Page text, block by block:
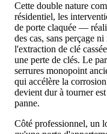
Cette double nature
résidentiel, les
de porte claquée —
des cas, sans perçage
l'extraction de clé
une perte de clés. Le
serrures monopoint
qui accélère la
devient dur à tourner
panne.
Côté professionnel, un